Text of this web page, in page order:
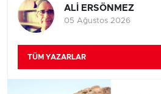
ALİ ERSÖNMEZ
05 Ağustos 2026
TÜM YAZARLAR